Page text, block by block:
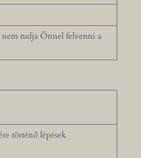
nem tudja Önnel felvenni a
történő lépések